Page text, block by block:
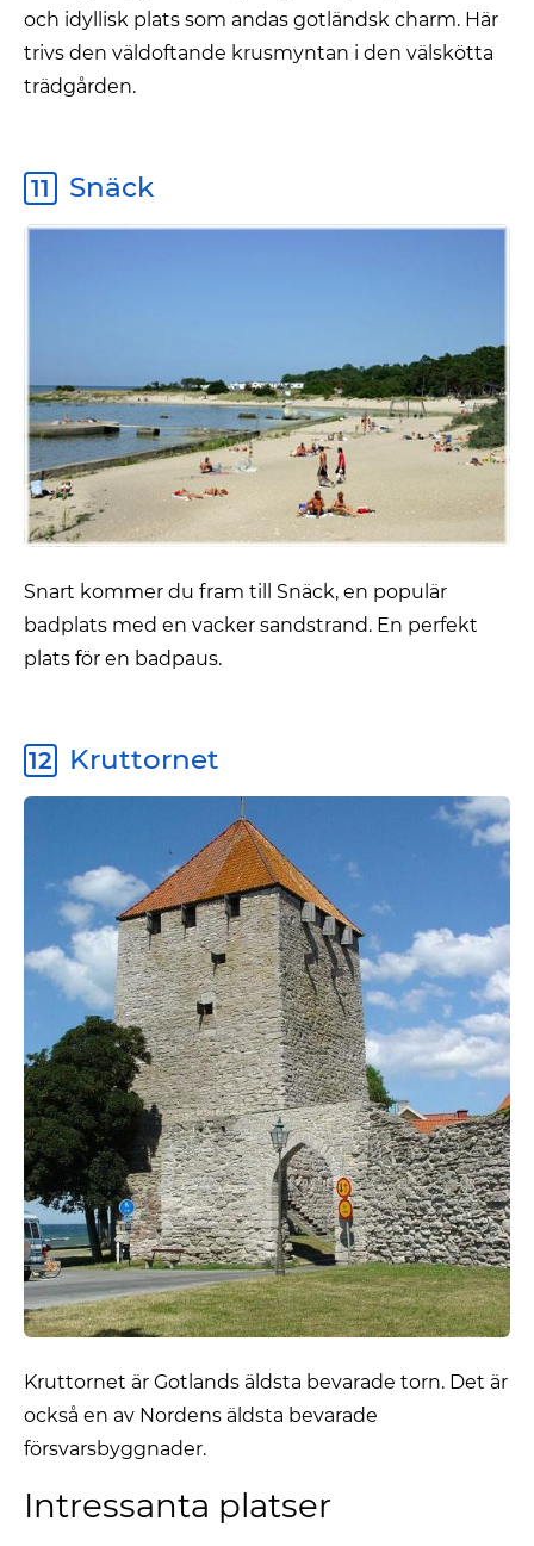
och idyllisk plats som andas gotländsk charm. Här
trivs den väldoftande krusmyntan i den välskötta
trädgården.
11 Snäck
Snart kommer du fram till Snäck, en populär
badplats med en vacker sandstrand. En perfekt
plats för en badpaus.
12 Kruttornet
Kruttornet är Gotlands äldsta bevarade torn. Det är
också en av Nordens äldsta bevarade
försvarsbyggnader.
Intressanta platser